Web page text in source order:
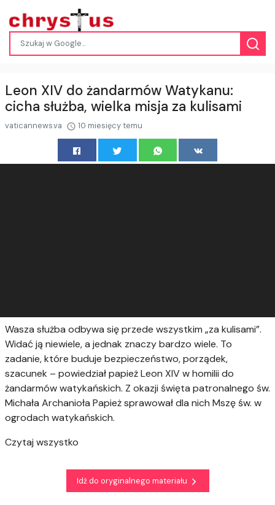
Leon XIV do żandarmów Watykanu:
cicha służba, wielka misja za kulisami
vaticannews.va 10 miesięcy temu
Wasza służba odbywa się przede wszystkim „za kulisami”.
Widać ją niewiele, a jednak znaczy bardzo wiele. To
zadanie, które buduje bezpieczeństwo, porządek,
szacunek – powiedział papież Leon XIV w homilii do
żandarmów watykańskich. Z okazji święta patronalnego św.
Michała Archanioła Papież sprawował dla nich Mszę św. w
ogrodach watykańskich.
Czytaj wszystko
Idź do oryginalnego materiału